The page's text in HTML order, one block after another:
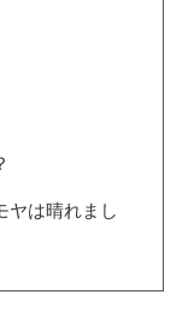
ヤは晴れまし